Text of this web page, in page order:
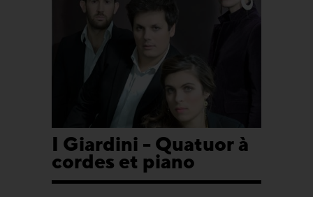
I Giardini - Quatuor à
cordes et piano